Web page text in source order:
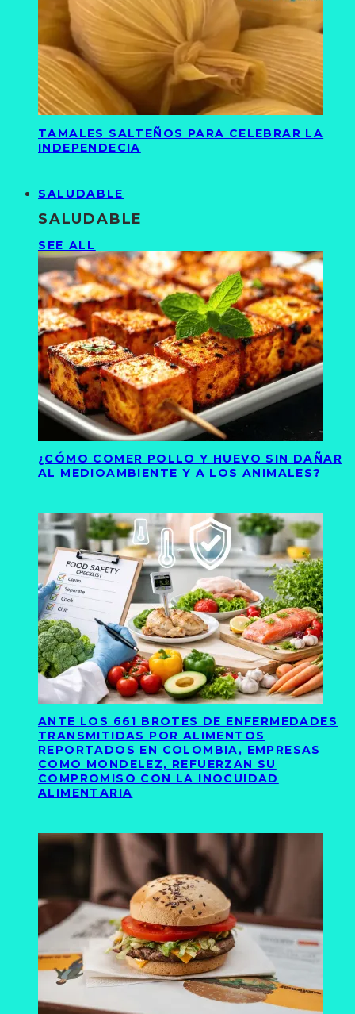
TAMALES SALTEÑOS PARA CELEBRAR LA
INDEPENDECIA
SALUDABLE
SALUDABLE
SEE ALL
¿CÓMO COMER POLLO Y HUEVO SIN DAÑAR
AL MEDIOAMBIENTE Y A LOS ANIMALES?
ANTE LOS 661 BROTES DE ENFERMEDADES
TRANSMITIDAS POR ALIMENTOS
REPORTADOS EN COLOMBIA, EMPRESAS
COMO MONDELEZ, REFUERZAN SU
COMPROMISO CON LA INOCUIDAD
ALIMENTARIA